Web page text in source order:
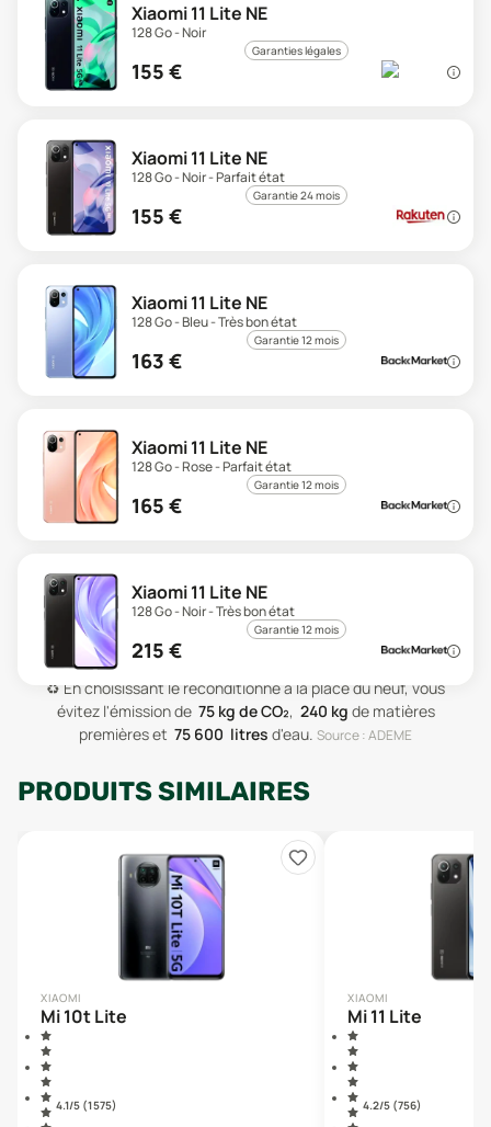
Xiaomi 11 Lite NE
128 Go - Noir
Garanties légales
155 €
Xiaomi 11 Lite NE
128 Go - Noir - Parfait état
Garantie 24 mois
155 €
Xiaomi 11 Lite NE
128 Go - Bleu - Très bon état
Garantie 12 mois
163 €
Xiaomi 11 Lite NE
128 Go - Rose - Parfait état
Garantie 12 mois
165 €
Xiaomi 11 Lite NE
128 Go - Noir - Très bon état
Garantie 12 mois
215 €
♻️ En choisissant le reconditionné à la place du neuf, vous
évitez l'émission de 75 kg de CO₂, 240 kg de matières
premièreset 75 600 litres d'eau. Source : ADEME
PRODUITS SIMILAIRES
XIAOMI
Mi 10t Lite
4.1/5 (1 575)
XIAOMI
Mi 11 Lite
4.2/5 (756)